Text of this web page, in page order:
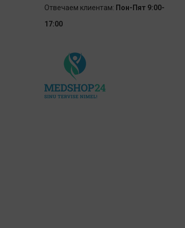
Отвечаем клиентам: Пон-Пят 9:00-
17:00